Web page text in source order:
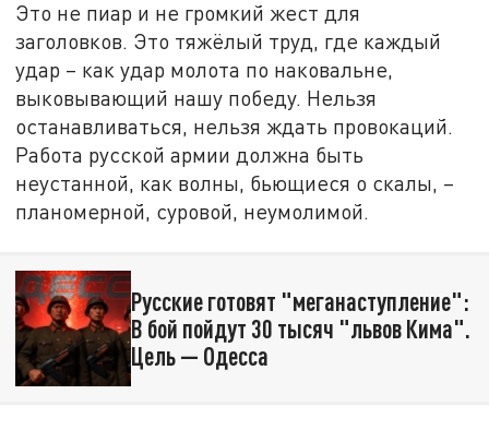
Это не пиар и не громкий жест для
заголовков. Это тяжёлый труд, где каждый
удар – как удар молота по наковальне,
выковывающий нашу победу. Нельзя
останавливаться, нельзя ждать провокаций.
Работа русской армии должна быть
неустанной, как волны, бьющиеся о скалы, –
планомерной, суровой, неумолимой.
Русские готовят "меганаступление":
В бой пойдут 30 тысяч "львов Кима".
Цель — Одесса